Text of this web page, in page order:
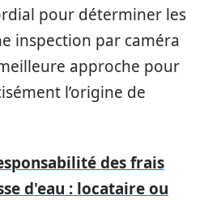
pour déterminer les
inspection par caméra
approche pour
l’origine de
des frais
d'eau : locataire ou